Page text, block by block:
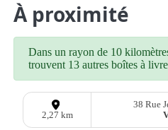
À proximité
Dans un rayon de 10
trouvent 13 autres boîtes à
2,27 km
38 Rue